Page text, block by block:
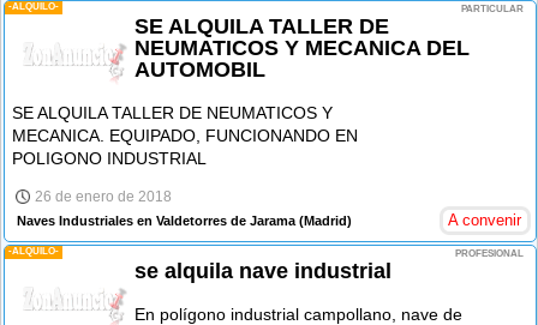
-ALQUILO- PARTICULAR
SE ALQUILA TALLER DE
NEUMATICOS Y MECANICA DEL
AUTOMOBIL
SE ALQUILA TALLER DE NEUMATICOS Y
MECANICA. EQUIPADO, FUNCIONANDO EN
POLIGONO INDUSTRIAL
26 de enero de 2018
Naves Industriales en Valdetorres de Jarama (Madrid) A convenir
-ALQUILO- PROFESIONAL
se alquila nave industrial
En polígono industrial campollano, nave de